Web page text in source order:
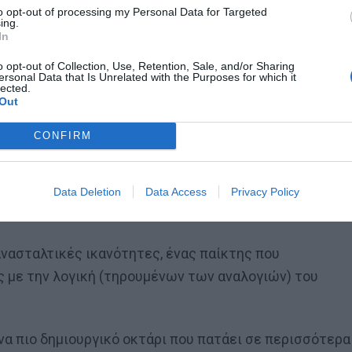
opt-out of processing my Personal Data for Targeted
opt-out of Collection, Use, Retention, Sale, and/or Sharing
Data that Is Unrelated with the Purposes for which it
CONFIRM
Data Deletion Data Access Privacy Policy
που έχει ως βασικό ρόλο να ενώνει τις γραμμές,
που διαβάζει άριστα το παιχνίδι και
πάνω από 300 παιχνίδια στο γαλλικό, γερμανικό
ικανότητες, ένας παίκτης που
με την λογική (τηρουμένων των αναλογιών) του
πιο δημιουργικό οκτάρι που πατάει σε περισσότερα